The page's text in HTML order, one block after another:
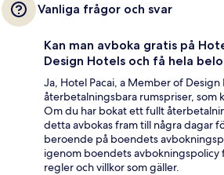
Vanliga frågor och svar
Kan man avboka gratis på
Design Hotels och få hela
Ja, Hotel Pacai, a Member of
återbetalningsbara rumspriser, som
Om du har bokat ett fullt
detta avbokas fram till några dagar
beroende på boendets
igenom boendets avbokningspolicy
regler och villkor som gäller.